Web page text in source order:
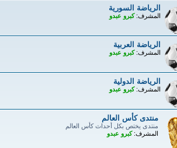
الرياضة السورية
المشرف: كبرو عبدو
الرياضة العربية
المشرف: كبرو عبدو
الرياضة الدولية
المشرف: كبرو عبدو
منتدى كأس العالم
منتدى يختص بكل أحداث كأس العالم
المشرف: كبرو عبدو